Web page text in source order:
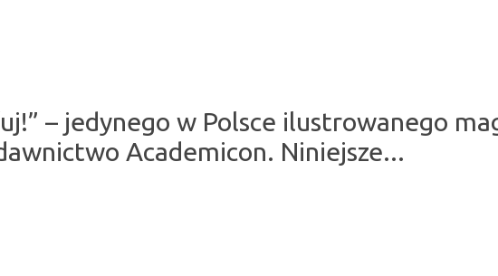
– jedynego w Polsce ilustrowanego
Academicon. Niniejsze...